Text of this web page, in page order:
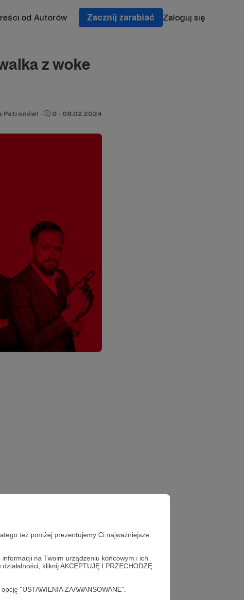
też poniżej prezentujemy Ci najważniejsze
na Twoim urządzeniu końcowym i ich
kliknij AKCEPTUJĘ I PRZECHODZĘ
"USTAWIENIA ZAAWANSOWANE".
od Autorów Zacznij zarabiać Zaloguj się
z woke
Patronów! · 0 · 08.02.2024